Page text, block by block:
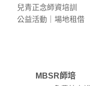
兒青正念師資培訓
公益活動｜場地租借
MBSR師培